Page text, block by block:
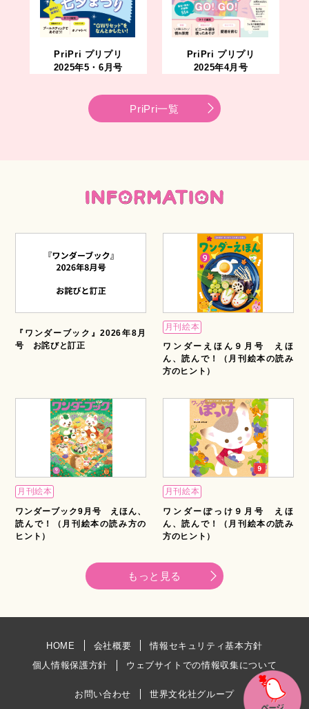
PriPri プリプリ
2025年5・6月号
PriPri プリプリ
2025年4月号
PriPri一覧
『ワンダーブック』2026年8月
号 お詫びと訂正
月刊絵本
ワンダーえほん９月号 えほ
ん、読んで！（月刊絵本の読み
方のヒント）
月刊絵本
ワンダーブック9月号 えほん、
読んで！（月刊絵本の読み方の
ヒント）
月刊絵本
ワンダーぽっけ９月号 えほ
ん、読んで！（月刊絵本の読み
方のヒント）
もっと見る
HOME 会社概要
情報セキュリティ基本方針
個人情報保護方針
ウェブサイトでの情報収集について
お問い合わせ 世界文化社グループ